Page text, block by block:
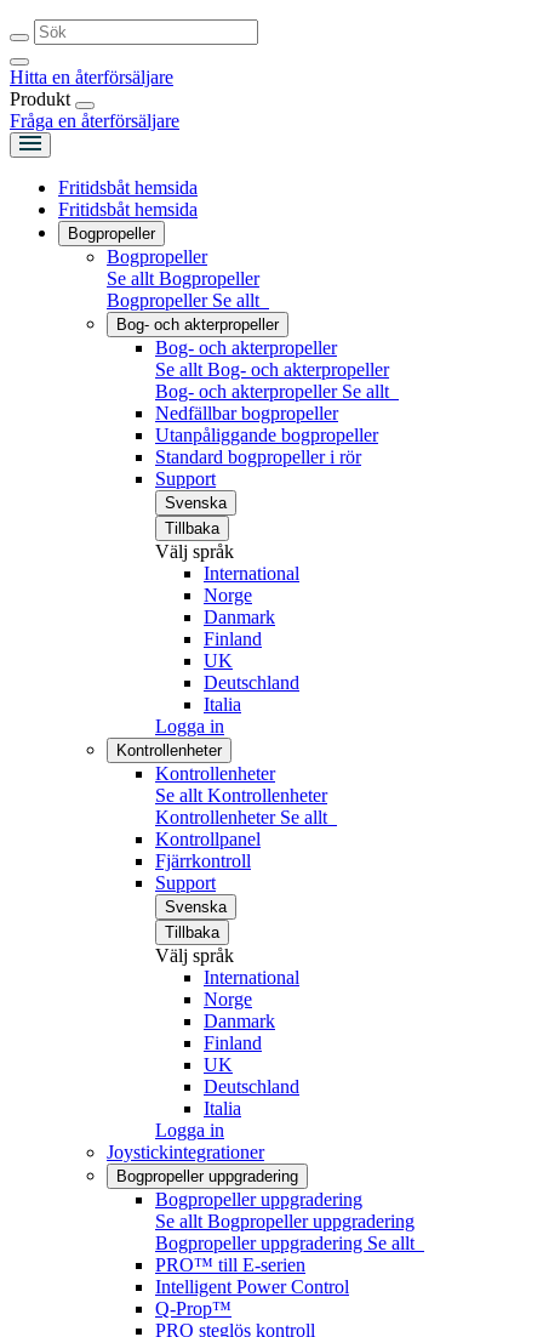
Hitta en återförsäljare
Produkt
Fråga en återförsäljare
Fritidsbåt hemsida
Fritidsbåt hemsida
Bogpropeller
Bogpropeller
Se allt Bogpropeller
Bogpropeller Se allt
Bog- och akterpropeller
Bog- och akterpropeller
Se allt Bog- och akterpropeller
Bog- och akterpropeller Se allt
Nedfällbar bogpropeller
Utanpåliggande bogpropeller
Standard bogpropeller i rör
Support
Svenska
Tillbaka
Välj språk
International
Norge
Danmark
Finland
UK
Deutschland
Italia
Logga in
Kontrollenheter
Kontrollenheter
Se allt Kontrollenheter
Kontrollenheter Se allt
Kontrollpanel
Fjärrkontroll
Support
Svenska
Tillbaka
Välj språk
International
Norge
Danmark
Finland
UK
Deutschland
Italia
Logga in
Joystickintegrationer
Bogpropeller uppgradering
Bogpropeller uppgradering
Se allt Bogpropeller uppgradering
Bogpropeller uppgradering Se allt
PRO™ till E-serien
Intelligent Power Control
Q-Prop™
PRO steglös kontroll